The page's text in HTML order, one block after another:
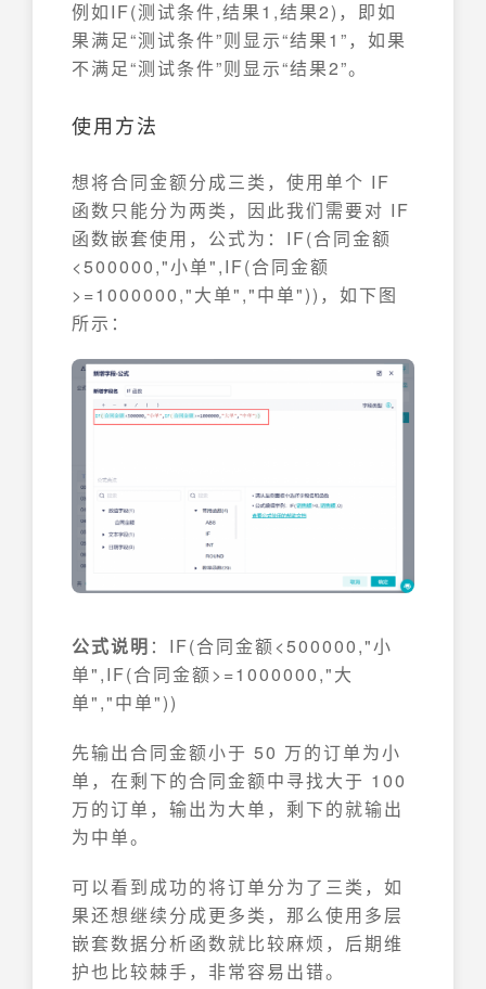
例如IF(测试条件,结果1,结果2)，即如
果满足“测试条件”则显示“结果1”，如果
不满足“测试条件”则显示“结果2”。
使用方法
想将合同金额分成三类，使用单个 IF
函数只能分为两类，因此我们需要对 IF
函数嵌套使用，公式为：IF(合同金额
<500000,"小单",IF(合同金额
>=1000000,"大单","中单"))，如下图
所示：
公式说明 ：IF(合同金额<500000,"小
单",IF(合同金额>=1000000,"大
单","中单"))
先输出合同金额小于 50 万的订单为小
单，在剩下的合同金额中寻找大于 100
万的订单，输出为大单，剩下的就输出
为中单。
可以看到成功的将订单分为了三类，如
果还想继续分成更多类，那么使用多层
嵌套数据分析函数就比较麻烦，后期维
护也比较棘手，非常容易出错。